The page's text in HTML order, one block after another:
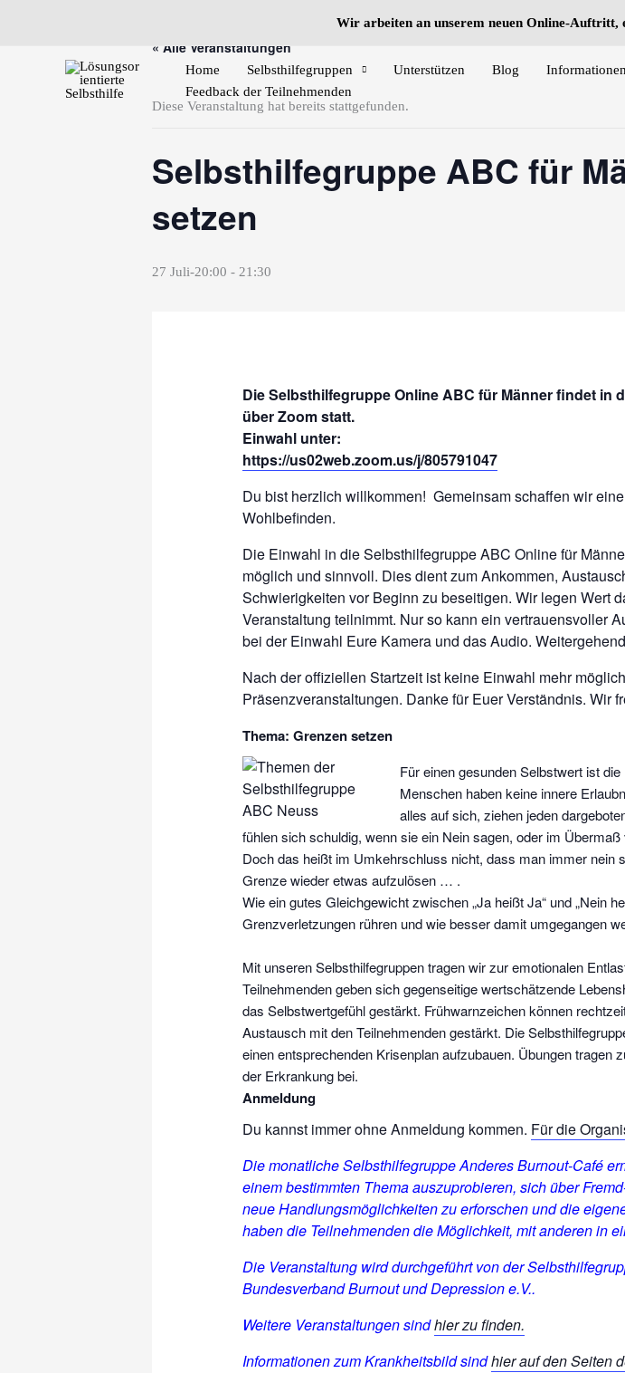
Wir arbeiten an unserem neuen Online-Auftritt,
Home Selbsthilfegruppen Unterstützen Blog
Feedback der Teilnehmenden
« Alle Veranstaltungen
Diese Veranstaltung hat bereits stattgefunden.
Selbsthilfegruppe ABC für
setzen
27 Juli-20:00 - 21:30
Die Selbsthilfegruppe Online ABC für Männer findet in
über Zoom statt.
Einwahl unter:
https://us02web.zoom.us/j/805791047
Du bist herzlich willkommen! Gemeinsam schaffen wir
Wohlbefinden.
Die Einwahl in die Selbsthilfegruppe ABC Online für
möglich und sinnvoll. Dies dient zum Ankommen,
Schwierigkeiten vor Beginn zu beseitigen. Wir legen Wert
Veranstaltung teilnimmt. Nur so kann ein vertrauensvoller
bei der Einwahl Eure Kamera und das Audio.
Nach der offiziellen Startzeit ist keine Einwahl mehr
Präsenzveranstaltungen. Danke für Euer Verständnis. Wir
Thema: Grenzen setzen
Für einen gesunden Selbstwert ist
Menschen haben keine innere
alles auf sich, ziehen jeden
fühlen sich schuldig, wenn sie ein Nein sagen, oder im
Doch das heißt im Umkehrschluss nicht, dass man immer nein
Grenze wieder etwas aufzulösen … .
Wie ein gutes Gleichgewicht zwischen „Ja heißt Ja“ und „Nein
Grenzverletzungen rühren und wie besser damit umgegangen
Mit unseren Selbsthilfegruppen tragen wir zur emotionalen
Teilnehmenden geben sich gegenseitige wertschätzende
das Selbstwertgefühl gestärkt. Frühwarnzeichen können
Austausch mit den Teilnehmenden gestärkt. Die
einen entsprechenden Krisenplan aufzubauen. Übungen
der Erkrankung bei.
Anmeldung
Du kannst immer ohne Anmeldung kommen. Für die
Die monatliche Selbsthilfegruppe Anderes Burnout-Café
einem bestimmten Thema auszuprobieren, sich über
neue Handlungsmöglichkeiten zu erforschen und die
haben die Teilnehmenden die Möglichkeit, mit anderen in
Die Veranstaltung wird durchgeführt von der
Bundesverband Burnout und Depression e.V..
Weitere Veranstaltungen sindhier zu finden.
Informationen zum Krankheitsbild sindhier auf den Seiten